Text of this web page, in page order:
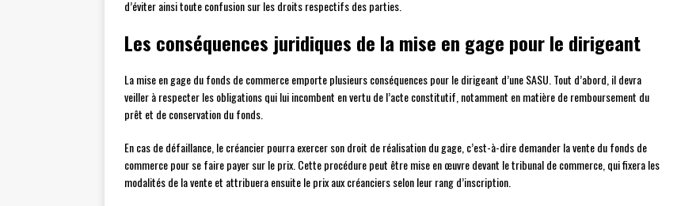
d’éviter ainsi toute confusion sur les droits respectifs des parties.
Les conséquences juridiques de la mise en gage pour le dirigeant
La mise en gage du fonds de commerce emporte plusieurs conséquences pour le dirigeant d’une SASU. Tout d’abord, il devra
veiller à respecter les obligations qui lui incombent en vertu de l’acte constitutif, notamment en matière de remboursement du
prêt et de conservation du fonds.
En cas de défaillance, le créancier pourra exercer son droit de réalisation du gage, c’est-à-dire demander la vente du fonds de
commerce pour se faire payer sur le prix. Cette procédure peut être mise en œuvre devant le tribunal de commerce, qui fixera les
modalités de la vente et attribuera ensuite le prix aux créanciers selon leur rang d’inscription.